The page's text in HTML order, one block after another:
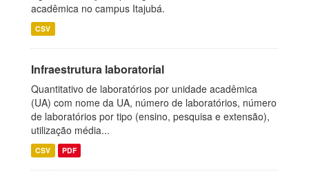
acadêmica no campus Itajubá.
CSV
Infraestrutura laboratorial
Quantitativo de laboratórios por unidade acadêmica
(UA) com nome da UA, número de laboratórios, número
de laboratórios por tipo (ensino, pesquisa e extensão),
utilização média...
CSV PDF